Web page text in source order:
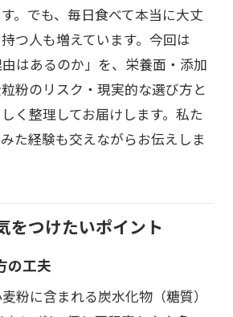
。でも、毎日食べて本当に大丈
つ人も増えています。今回は
由はあるのか」を、栄養面・添加
粉のリスク・現実的な選び方と
く整理してお届けします。私た
た経験も交えながらお伝えしま
をつけたいポイント
の工夫
粉に含まれる炭水化物（糖質）